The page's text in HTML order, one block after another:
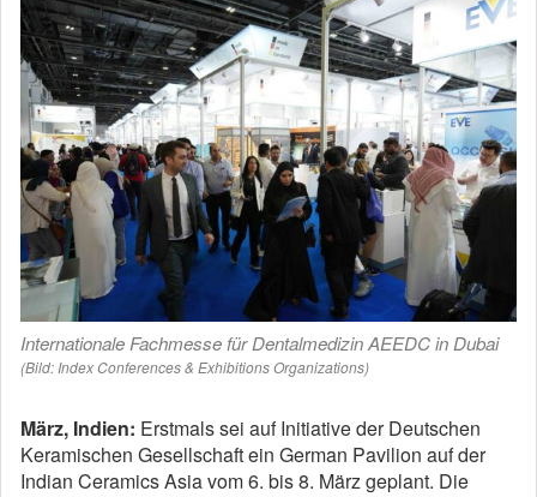
Internationale Fachmesse für Dentalmedizin AEEDC in Dubai
(Bild: Index Conferences & Exhibitions Organizations)
März, Indien: Erstmals sei auf Initiative der Deutschen
Keramischen Gesellschaft ein German Pavilion auf der
Indian Ceramics Asia vom 6. bis 8. März geplant. Die